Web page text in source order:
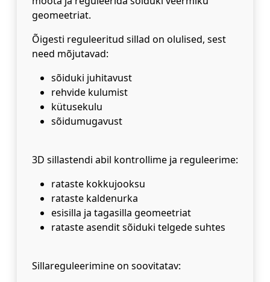
geomeetriat.
Õigesti reguleeritud sillad on olulised, sest
need mõjutavad:
sõiduki juhitavust
rehvide kulumist
kütusekulu
sõidumugavust
3D sillastendi abil kontrollime ja reguleerime:
rataste kokkujooksu
rataste kaldenurka
esisilla ja tagasilla geomeetriat
rataste asendit sõiduki telgede suhtes
Sillareguleerimine on soovitatav: